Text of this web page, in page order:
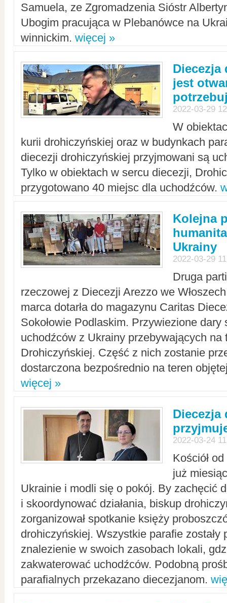
Samuela, ze Zgromadzenia Sióstr
Ubogim pracująca w Plebanówce na
winnickim. więcej »
Diecezja
jest
2022-03-29
W
kurii drohiczyńskiej oraz w budynkach
diecezji drohiczyńskiej przyjmowani są
Tylko w obiektach w sercu diecezji,
przygotowano 40 miejsc dla uchodźców.
Kolejna
Ukrainy
2022-03-29
Druga
rzeczowej z Diecezji Arezzo we
marca dotarła do magazynu Caritas
Sokołowie Podlaskim. Przywiezione dary
uchodźców z Ukrainy przebywających na
Drohiczyńskiej. Część z nich zostanie
dostarczona bezpośrednio na teren
więcej »
Diecezja
2022-03-24
Kościół
już
Ukrainie i modli się o pokój. By zachęcić
i skoordynować działania, biskup
zorganizował spotkanie księży
drohiczyńskiej. Wszystkie parafie zostały
znalezienie w swoich zasobach lokali,
zakwaterować uchodźców. Podobną
parafialnych przekazano diecezjanom.